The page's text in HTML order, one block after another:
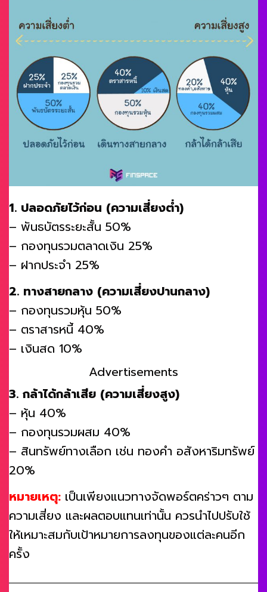
1. ปลอดภัยไว้ก่อน (ความเสี่ยงต่ำ)
– พันธบัตรระยะสั้น 50%
– กองทุนรวมตลาดเงิน 25%
– ฝากประจำ 25%
2. ทางสายกลาง (ความเสี่ยงปานกลาง)
– กองทุนรวมหุ้น 50%
– ตราสารหนี้ 40%
– เงินสด 10%
Advertisements
3. กล้าได้กล้าเสีย (ความเสี่ยงสูง)
– หุ้น 40%
– กองทุนรวมผสม 40%
– สินทรัพย์ทางเลือก เช่น ทองคำ อสังหาริมทรัพย์
20%
หมายเหตุ: เป็นเพียงแนวทางจัดพอร์ตคร่าวๆ ตาม
ความเสี่ยง และผลตอบแทนเท่านั้น ควรนำไปปรับใช้
ให้เหมาะสมกับเป้าหมายการลงทุนของแต่ละคนอีก
ครั้ง